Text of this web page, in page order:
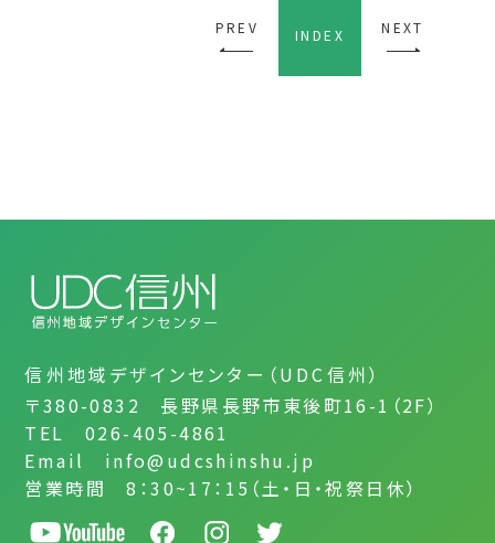
PREV INDEX NEXT
信州地域デザインセンター（UDC信州）
〒380-0832 長野県長野市東後町16-1（2F）
TEL 026-405-4861
Email info@udcshinshu.jp
営業時間 8：30~17：15（土・日・祝祭日休）